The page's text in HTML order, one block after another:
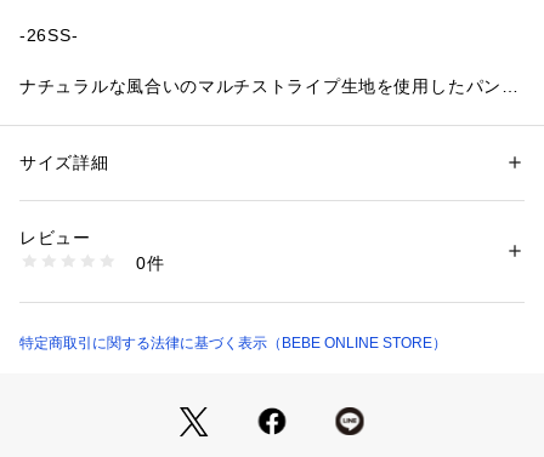
-26SS-
ナチュラルな風合いのマルチストライプ生地を使用したパン
■デザイン
リゾート感のある5分丈のパンツでロールアップして短めに履
いてもおしゃれです。
爽やかな印象のネイビー系と温かみのあるオレンジ系の2色展
性別：キッズ・ベビー
素材：綿48% 再生繊維 （セルロース）28% レーヨン14% ポリエステル1
生産国：中国
商品番号：2270000017696 （モール）
サイズ詳細
レビュー
0件
特定商取引に関する法律に基づく表示（BEBE ONLINE STORE）